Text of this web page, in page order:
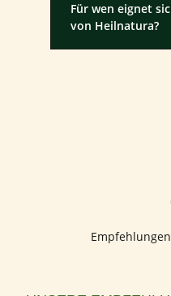
Für wen eignet
von Heilnatura?